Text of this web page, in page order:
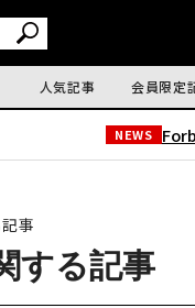
人気記事 会員限定
NEWS
事
する記事